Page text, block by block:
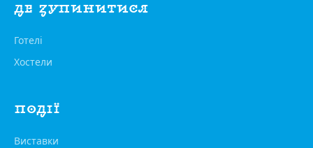
ДЕ ЗУПИНИТИСЯ
Готелі
Хостели
ПОДІЇ
Виставки